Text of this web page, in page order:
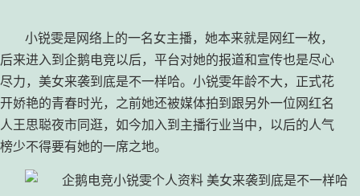
小锐雯是网络上的一名女主播，她本来就是网红一枚，
后来进入到企鹅电竞以后，平台对她的报道和宣传也是尽心
尽力，美女来袭到底是不一样哈。小锐雯年龄不大，正式花
开娇艳的青春时光，之前她还被媒体拍到跟另外一位网红名
人王思聪夜市同逛，如今加入到主播行业当中，以后的人气
榜少不得要有她的一席之地。